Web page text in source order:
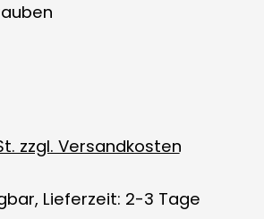
zzgl. Versandkosten
Lieferzeit: 2-3 Tage